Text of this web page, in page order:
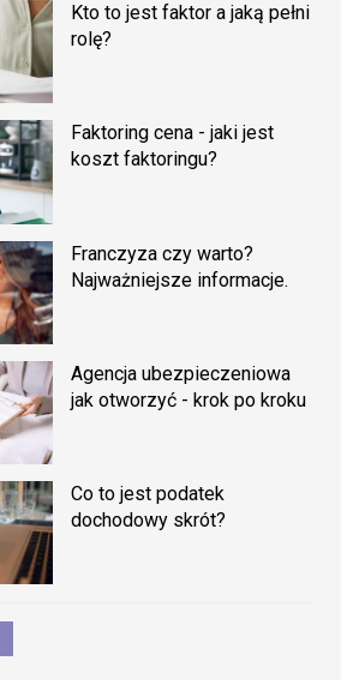
Kto to jest faktor a jaką pełni
rolę?
Faktoring cena - jaki jest
koszt faktoringu?
Franczyza czy warto?
Najważniejsze informacje.
Agencja ubezpieczeniowa
jak otworzyć - krok po kroku
Co to jest podatek
dochodowy skrót?